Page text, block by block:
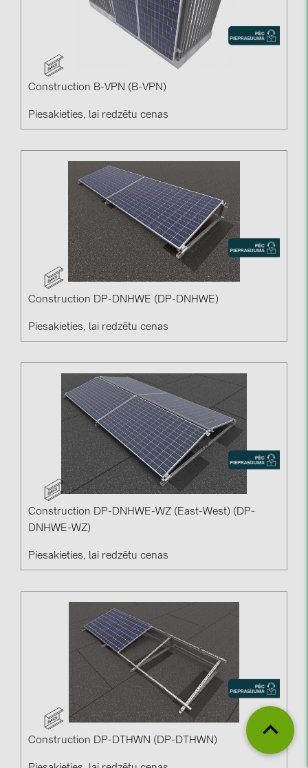
Construction B-VPN (B-VPN)
Piesakieties, lai redzētu cenas
Construction DP-DNHWE (DP-DNHWE)
Piesakieties, lai redzētu cenas
Construction DP-DNHWE-WZ (East-West) (DP-
DNHWE-WZ)
Piesakieties, lai redzētu cenas
Construction DP-DTHWN (DP-DTHWN)